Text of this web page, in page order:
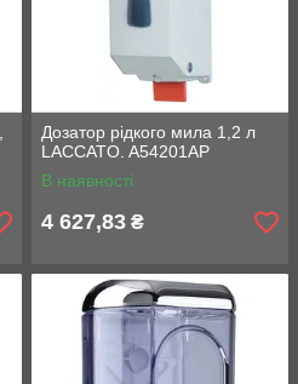
Дозатор рідкого мила 1,2 л
LACCATO. A54201AP
В наявності
4 627,83 ₴